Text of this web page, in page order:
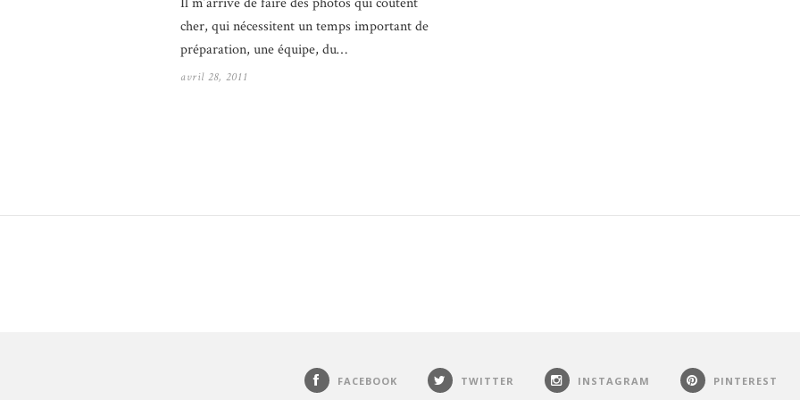
cher, qui nécessitent un temps important de
préparation, une équipe, du…
avril 28, 2011
FACEBOOK TWITTER INSTAGRAM PINTEREST